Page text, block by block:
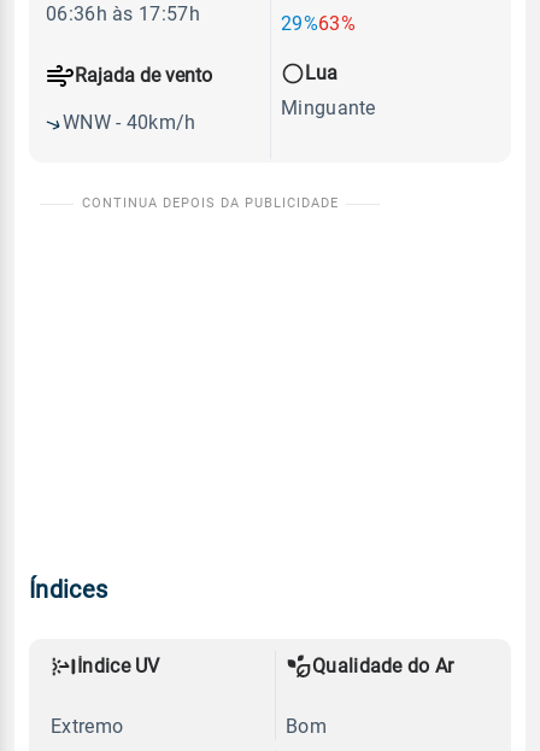
29%63%
Rajada de vento
WNW - 40km/h
06:36h às 17:57h
Lua
Minguante
Índices
Índice UV
Extremo
Qualidade do Ar
Bom